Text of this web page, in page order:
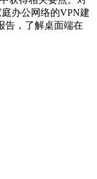
办公网络的VPN建
告，了解桌面端在